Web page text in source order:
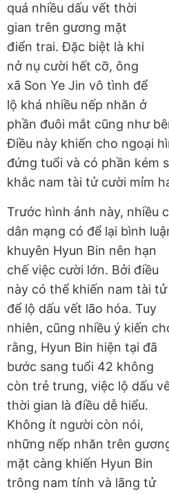
quá nhiều dấu vết thời
gian trên gương mặt
điển trai. Đặc biệt là khi
nở nụ cười hết cỡ, ông
xã Son Ye Jin vô tình để
lộ khá nhiều nếp nhăn ở
phần đuôi mắt cũng như
Điều này khiến cho ngoại
đứng tuổi và có phần kém
khắc nam tài tử cười mỉm
Trước hình ảnh này, nhiều
dân mạng có để lại bình
khuyên Hyun Bin nên hạn
chế việc cười lớn. Bởi điều
này có thể khiến nam tài tử
để lộ dấu vết lão hóa. Tuy
nhiên, cũng nhiều ý kiến
rằng, Hyun Bin hiện tại đã
bước sang tuổi 42 không
còn trẻ trung, việc lộ dấu
thời gian là điều dễ hiểu.
Không ít người còn nói,
những nếp nhăn trên
mặt càng khiến Hyun Bin
trông nam tính và lãng tử